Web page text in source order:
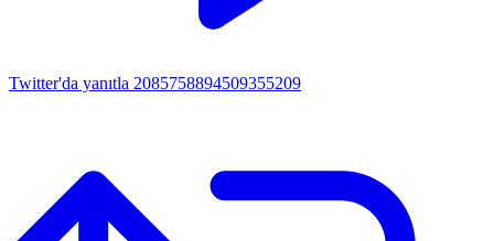
Twitter'da yanıtla 2085758894509355209